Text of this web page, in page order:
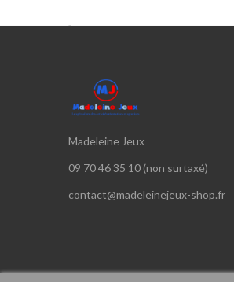

Madeleine Jeux
09 70 46 35 10 (non surtaxé)
contact@madeleinejeux-shop.fr